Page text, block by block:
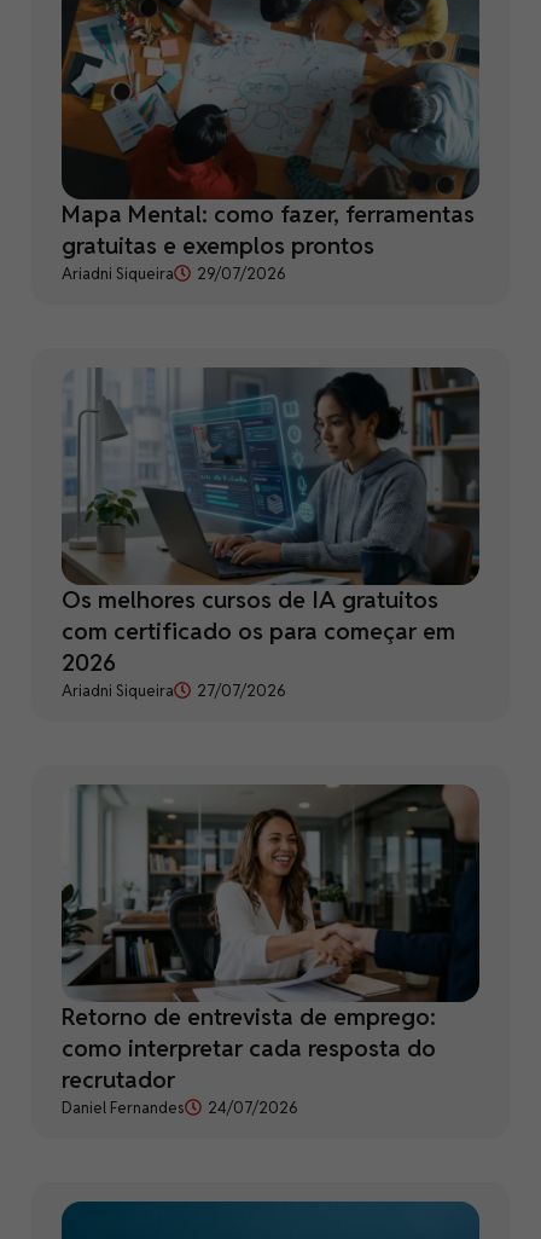
Mapa Mental: como fazer, ferramentas
gratuitas e exemplos prontos
Ariadni Siqueira 29/07/2026
Os melhores cursos de IA gratuitos
com certificado os para começar em
2026
Ariadni Siqueira 27/07/2026
Retorno de entrevista de emprego:
como interpretar cada resposta do
recrutador
Daniel Fernandes 24/07/2026